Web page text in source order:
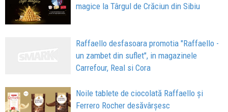
magice la Târgul de Crăciun din Sibiu
Raffaello desfasoara promotia "Raffaello -
un zambet din suflet", in magazinele
Carrefour, Real si Cora
Noile tablete de ciocolată Raffaello și
Ferrero Rocher desăvârșesc